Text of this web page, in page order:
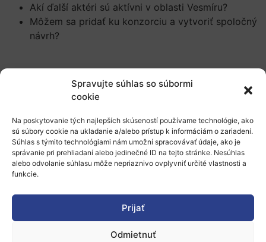
Spravujte súhlas so súbormi
cookie
Na poskytovanie tých najlepších skúseností používame technológie, ako
sú súbory cookie na ukladanie a/alebo prístup k informáciám o zariadení.
Súhlas s týmito technológiami nám umožní spracovávať údaje, ako je
správanie pri prehliadaní alebo jedinečné ID na tejto stránke. Nesúhlas
alebo odvolanie súhlasu môže nepriaznivo ovplyvniť určité vlastnosti a
funkcie.
Prijať
Odmietnuť
Akí ďalší aktéri sú aktívni v oblasti Vesmíru?
Môžem sa pridať ku konzorciu a vytvoriť spoločný
návrh?
…a mnohé ďalšie
Programová agendazahŕňa jednotlivé bloky, zamerané
na:
Obsahy jednotlivých výziev
Pravidlá účasti a praktické informácie
Medzinárodné partnerské krajiny
je už otvorená.